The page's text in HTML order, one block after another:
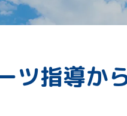
西牧の原教室
山おおたかの森教室
ツ指導か